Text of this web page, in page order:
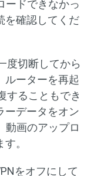
ードできなかっ
を確認してくだ
度切断してから
ルーターを再起
することもでき
ーデータをオン
動画のアップロ
。
をオフにして